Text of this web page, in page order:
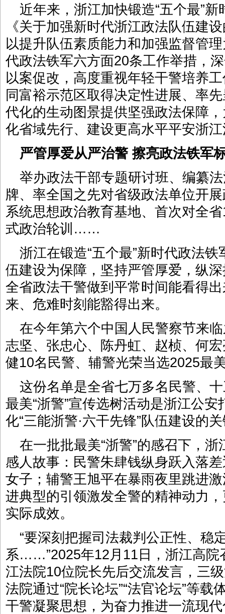
近年来，浙江加快锻造“五个最”
《关于加强新时代浙江政法队伍建
以提升队伍素质能力和加强监督管
代政法铁军六方面20条工作举措，
以案促改，高度重视年轻干警培养
同富裕示范区取得决定性进展、率
代化的生动图景提供坚强政法保障
化省域先行、建设更高水平平安浙
严管厚爱从严治警 擦亮政法铁军
举办政法干部专题研讨班、编纂
牌、率全国之先对省级政法单位开
系统思想政治教育基地、首次对全
式政治轮训……
浙江在锻造“五个最”新时代政法
伍建设为保障，坚持严管厚爱，纵
全省政法干警做到平常时间能看得
来、危难时刻能豁得出来。
在今年第六个中国人民警察节来
志坚、张忠心、陈丹虹、赵桢、何
健10名民警、辅警光荣当选2025最
这份名单是全省七万多名民警、
最美“浙警”宣传选树活动是浙江公安
化“三能浙警·六干先锋”队伍建设的
在一批批最美“浙警”的感召下，
感人故事：民警朱肆钱纵身跃入落
女子；辅警王旭平在暴雨夜里跳进
进典型的引领激发全警的精神动力
实际成效。
“要深刻把握司法裁判公正性、稳
系……”2025年12月11日，浙江高院
江法院10位院长先后交流发言，三
法院通过“院长论坛”“法官论坛”等
干警凝聚思想，为奋力推进一流现